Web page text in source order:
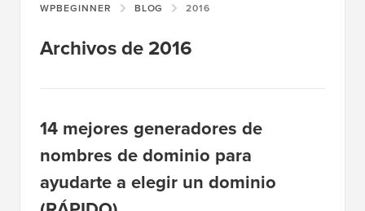
WPBEGINNER BLOG 2016
Archivos de 2016
14 mejores generadores de
nombres de dominio para
ayudarte a elegir un dominio